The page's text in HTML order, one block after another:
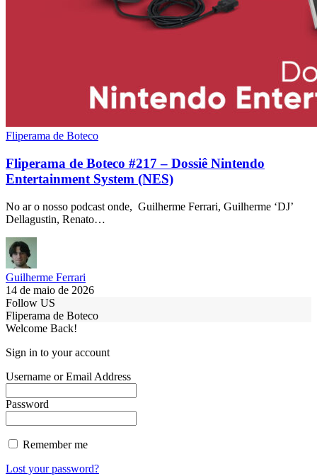
Fliperama de Boteco
Fliperama de Boteco #217 – Dossiê Nintendo
Entertainment System (NES)
No ar o nosso podcast onde, Guilherme Ferrari, Guilherme ‘DJ’
Dellagustin, Renato…
Guilherme Ferrari
14 de maio de 2026
Follow US
Fliperama de Boteco
Welcome Back!
Sign in to your account
Username or Email Address
Password
Remember me
Lost your password?